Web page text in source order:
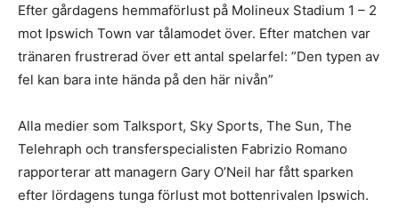
Efter gårdagens hemmaförlust på Molineux Stadium 1 – 2
mot Ipswich Town var tålamodet över. Efter matchen var
tränaren frustrerad över ett antal spelarfel: ”Den typen av
fel kan bara inte hända på den här nivån”
Alla medier som Talksport, Sky Sports, The Sun, The
Telehraph och transferspecialisten Fabrizio Romano
rapporterar att managern Gary O’Neil har fått sparken
efter lördagens tunga förlust mot bottenrivalen Ipswich.